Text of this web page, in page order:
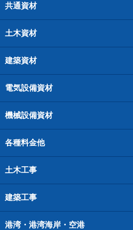
共通資材
土木資材
建築資材
電気設備資材
機械設備資材
各種料金他
土木工事
建築工事
港湾・港湾海岸・空港